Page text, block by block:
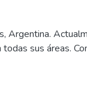
KPIs, que
ajustes si es
Argentina.
sus áreas.
e incentive